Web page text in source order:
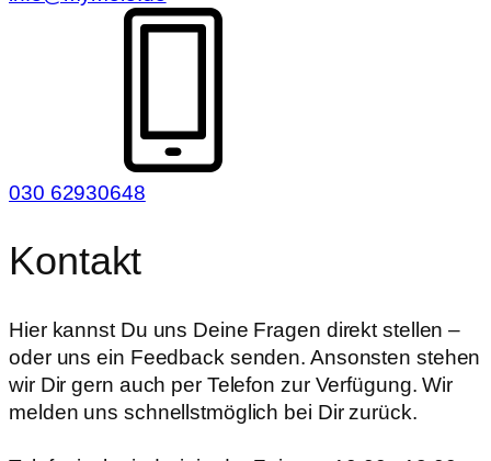
030 62930648
Kontakt
Hier kannst Du uns Deine Fragen direkt stellen –
oder uns ein Feedback senden. Ansonsten stehen
wir Dir gern auch per Telefon zur Verfügung. Wir
melden uns schnellstmöglich bei Dir zurück.